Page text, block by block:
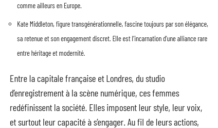
comme ailleurs en Europe.
Kate Middleton, figure transgénérationnelle, fascine toujours par son élégance,
sa retenue et son engagement discret. Elle est l’incarnation d’une alliance rare
entre héritage et modernité.
Entre la capitale française et Londres, du studio
d’enregistrement à la scène numérique, ces femmes
redéfinissent la société. Elles imposent leur style, leur voix,
et surtout leur capacité à s’engager. Au fil de leurs actions,